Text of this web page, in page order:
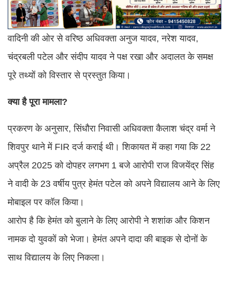
वादिनी की ओर से वरिष्ठ अधिवक्ता अनुज यादव, नरेश यादव,
चंद्रबली पटेल और संदीप यादव ने पक्ष रखा और अदालत के समक्ष
पूरे तथ्यों को विस्तार से प्रस्तुत किया।
क्या है पूरा मामला?
प्रकरण के अनुसार, सिंधौरा निवासी अधिवक्ता कैलाश चंद्र वर्मा ने
शिवपुर थाने में FIR दर्ज कराई थी। शिकायत में कहा गया कि 22
अप्रैल 2025 को दोपहर लगभग 1 बजे आरोपी राज विजयेंद्र सिंह
ने वादी के 23 वर्षीय पुत्र हेमंत पटेल को अपने विद्यालय आने के लिए
मोबाइल पर कॉल किया।
आरोप है कि हेमंत को बुलाने के लिए आरोपी ने शशांक और किशन
नामक दो युवकों को भेजा। हेमंत अपने दादा की बाइक से दोनों के
साथ विद्यालय के लिए निकला।